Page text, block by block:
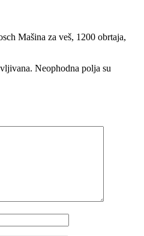
Mašina za veš, 1200 obrtaja,
Neophodna polja su